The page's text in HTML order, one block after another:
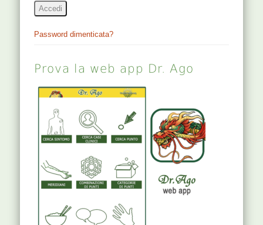
Accedi
Password dimenticata?
Prova la web app Dr. Ago